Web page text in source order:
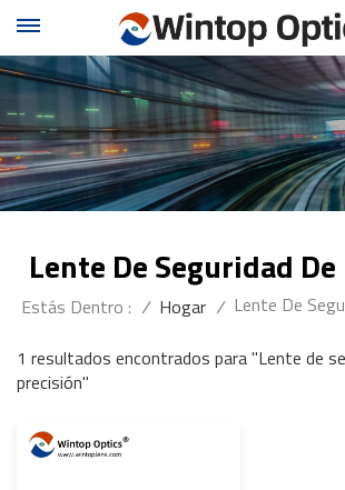
Lente De Seguridad
Estás Dentro : / Hogar / Lente De
1 resultados encontrados para "Lente de
precisión"